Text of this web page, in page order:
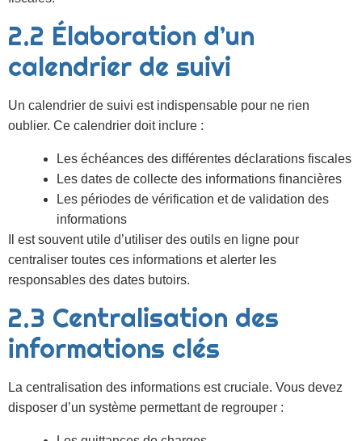
2.2 Élaboration d’un
calendrier de suivi
Un calendrier de suivi est indispensable pour ne rien
oublier. Ce calendrier doit inclure :
Les échéances des différentes déclarations fiscales
Les dates de collecte des informations financières
Les périodes de vérification et de validation des
informations
Il est souvent utile d’utiliser des outils en ligne pour
centraliser toutes ces informations et alerter les
responsables des dates butoirs.
2.3 Centralisation des
informations clés
La centralisation des informations est cruciale. Vous devez
disposer d’un système permettant de regrouper :